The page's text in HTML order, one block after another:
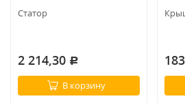
Статор
2 214,30 Р
В корзину
183